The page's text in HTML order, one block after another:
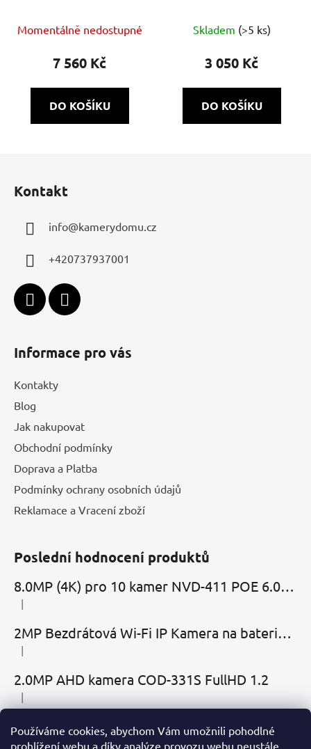
Používáme cookies, abychom Vám umožnili pohodlné
prohlížení webu a díky analýze provozu webu neustále
kamera s AcuSense AI a
Momentálně nedostupné
7 560 Kč
DO KOŠÍKU
Skladem (>5 ks)
3 050 Kč
DO KOŠÍKU
Kontakt
info@kamerydomu.cz
+420737937001
Informace pro vás
Kontakty
Blog
Jak nakupovat
Obchodní podmínky
Doprava a Platba
Podmínky ochrany osobních údajů
Reklamace a Vracení zboží
Poslední hodnocení produktů
8.0MP (4K) pro 10 kamer NVD-411 POE 6.0 Cloud
Hodnocení produktu je 5 z 5 hvězdiček.
|
2MP Bezdrátová Wi-Fi IP Kamera na baterie MBC-Cubic s mikrofonem, reproduktorem a slotem microSD
Hodnocení produktu je 2 z 5 hvězdiček.
|
2.0MP AHD kamera COD-331S FullHD 1.2
Hodnocení produktu je 5 z 5 hvězdiček.
|
Přijímáme online platby